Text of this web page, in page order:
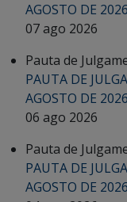
AGOSTO DE
07 ago 2026
Pauta de
PAUTA DE
AGOSTO DE
06 ago 2026
Pauta de
PAUTA DE
AGOSTO DE